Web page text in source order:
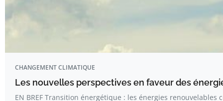
CHANGEMENT CLIMATIQUE
Les nouvelles perspectives en faveur des
EN BREF Transition énergétique : les énergies renouvelables